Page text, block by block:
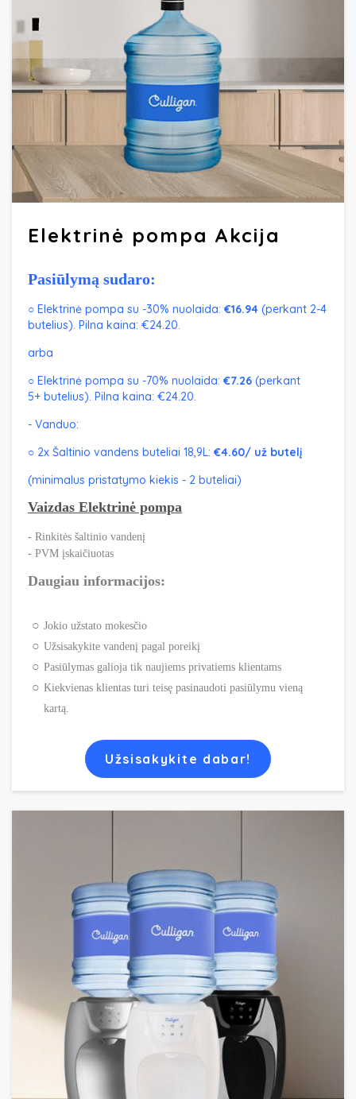
Elektrinė pompa Akcija
Pasiūlymą sudaro:
○ Elektrinė pompa su -30% nuolaida: €16.94 (perkant 2-4
butelius). Pilna kaina: €24.20.
arba
○ Elektrinė pompa su -70% nuolaida: €7.26 (perkant
5+ butelius). Pilna kaina: €24.20.
- Vanduo:
○ 2x Šaltinio vandens buteliai 18,9L: €4.60/ už butelį
(minimalus pristatymo kiekis - 2 buteliai)
Vaizdas Elektrinė pompa
- Rinkitės šaltinio vandenį
- PVM įskaičiuotas
Daugiau informacijos:
Jokio užstato mokesčio
Užsisakykite vandenį pagal poreikį
Pasiūlymas galioja tik naujiems privatiems klientams
Kiekvienas klientas turi teisę pasinaudoti pasiūlymu vieną
kartą.
Užsisakykite dabar!